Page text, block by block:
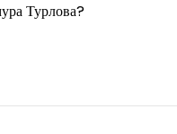
Турлова?